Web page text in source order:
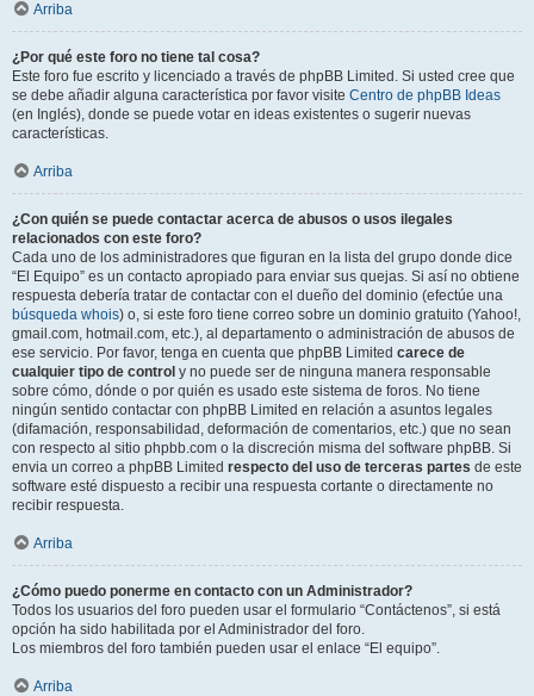
Arriba
¿Por qué este foro no tiene tal cosa?
Este foro fue escrito y licenciado a través de phpBB Limited. Si usted cree que
se debe añadir alguna característica por favor visite Centro de phpBB Ideas
(en Inglés), donde se puede votar en ideas existentes o sugerir nuevas
características.
Arriba
¿Con quién se puede contactar acerca de abusos o usos ilegales
relacionados con este foro?
Cada uno de los administradores que figuran en la lista del grupo donde dice
“El Equipo” es un contacto apropiado para enviar sus quejas. Si así no obtiene
respuesta debería tratar de contactar con el dueño del dominio (efectúe una
búsqueda whois) o, si este foro tiene correo sobre un dominio gratuito (Yahoo!,
gmail.com, hotmail.com, etc.), al departamento o administración de abusos de
ese servicio. Por favor, tenga en cuenta que phpBB Limited carece de
cualquier tipo de control y no puede ser de ninguna manera responsable
sobre cómo, dónde o por quién es usado este sistema de foros. No tiene
ningún sentido contactar con phpBB Limited en relación a asuntos legales
(difamación, responsabilidad, deformación de comentarios, etc.) que no sean
con respecto al sitio phpbb.com o la discreción misma del software phpBB. Si
envia un correo a phpBB Limited respecto del uso de terceras partes de este
software esté dispuesto a recibir una respuesta cortante o directamente no
recibir respuesta.
Arriba
¿Cómo puedo ponerme en contacto con un Administrador?
Todos los usuarios del foro pueden usar el formulario “Contáctenos”, si está
opción ha sido habilitada por el Administrador del foro.
Los miembros del foro también pueden usar el enlace “El equipo”.
Arriba